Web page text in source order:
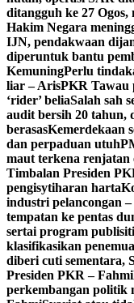
ditangguh ke 27
Hakim Negara
IJN, pendakwaan
diperuntuk bantu
KemuningPerlu
liar – ArisPKR Tawau
‘rider’ beliaSalah sah
audit bersih 20 tahun,
berasasKemerdekaan
dan perpaduan utuh
maut terkena
Timbalan Presiden
pengisytiharan harta
industri pelancongan
tempatan ke pentas
sertai program
klasifikasikan
diberi cuti sementara,
Presiden PKR – Fahmi
perkembangan politik